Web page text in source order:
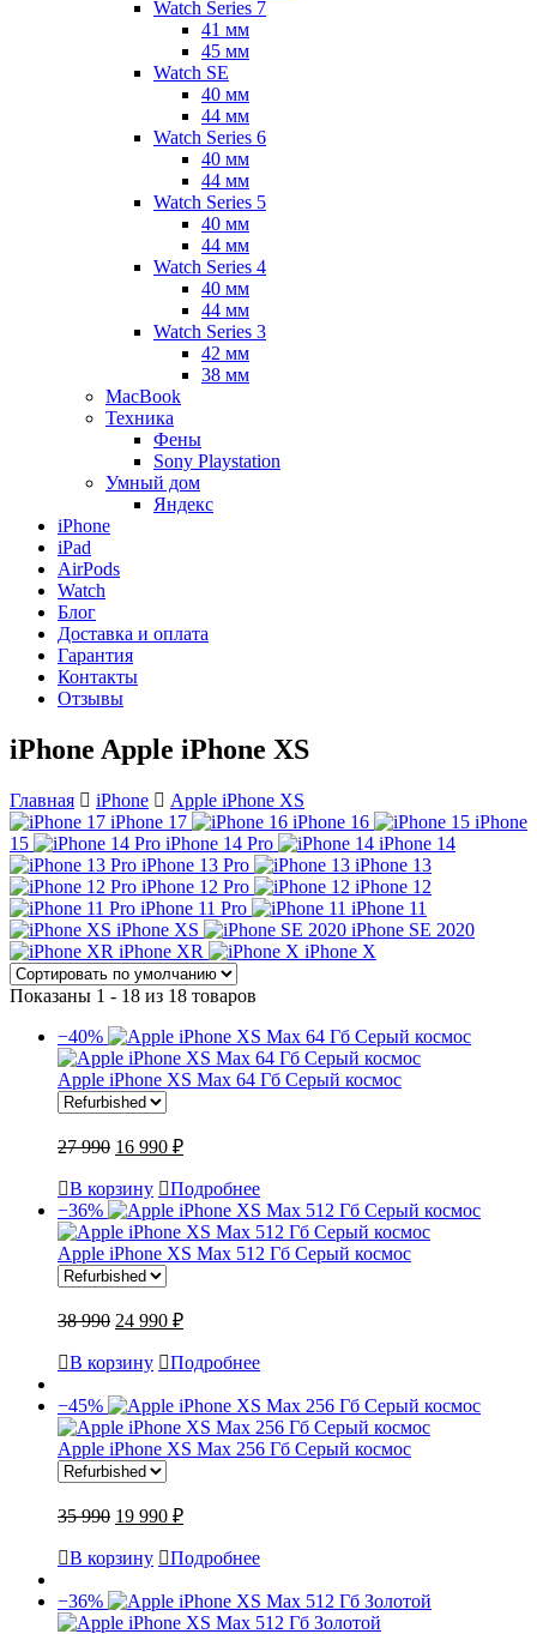
Watch Series 7
41 мм
45 мм
Watch SE
40 мм
44 мм
Watch Series 6
40 мм
44 мм
Watch Series 5
40 мм
44 мм
Watch Series 4
40 мм
44 мм
Watch Series 3
42 мм
38 мм
MacBook
Техника
Фены
Sony Playstation
Умный дом
Яндекс
iPhone
iPad
AirPods
Watch
Блог
Доставка и оплата
Гарантия
Контакты
Отзывы
iPhone Apple iPhone XS
Главная iPhone
Apple iPhone XS
iPhone 17
iPhone 16
iPhone
15
iPhone 14 Pro
iPhone 14
iPhone 13 Pro
iPhone 13
iPhone 12 Pro
iPhone 12
iPhone 11 Pro
iPhone 11
iPhone XS
iPhone SE 2020
iPhone XR
iPhone X
Показаны 1 - 18 из 18 товаров
−40%
Apple iPhone XS Max 64 Гб Серый космос
27 990 16 990 ₽
В корзину
Подробнее
−36%
Apple iPhone XS Max 512 Гб Серый космос
38 990 24 990 ₽
В корзину Подробнее
−45%
Apple iPhone XS Max 256 Гб Серый космос
35 990 19 990 ₽
В корзину Подробнее
−36%